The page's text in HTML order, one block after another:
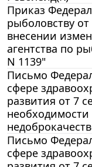
Приказ
рыболовству
внесении
агентства по
N 1139"
Письмо
сфере
развития от 7
Письмо
сфере